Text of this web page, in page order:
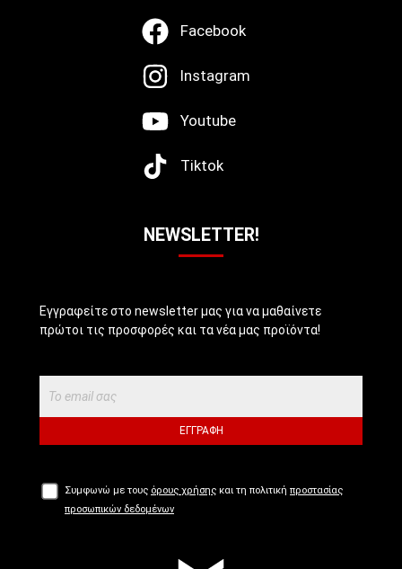
Facebook
Instagram
Youtube
Tiktok
NEWSLETTER!
Εγγραφείτε στο newsletter μας για να μαθαίνετε
πρώτοι τις προσφορές και τα νέα μας προϊόντα!
ΕΓΓΡΑΦΉ
Συμφωνώ με τους όρους χρήσης και τη πολιτική προστασίας
προσωπικών δεδομένων